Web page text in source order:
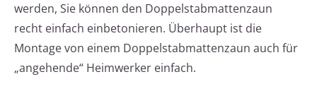
werden, Sie können den Doppelstabmattenzaun
recht einfach einbetonieren. Überhaupt ist die
Montage von einem Doppelstabmattenzaun auch für
„angehende“ Heimwerker einfach.